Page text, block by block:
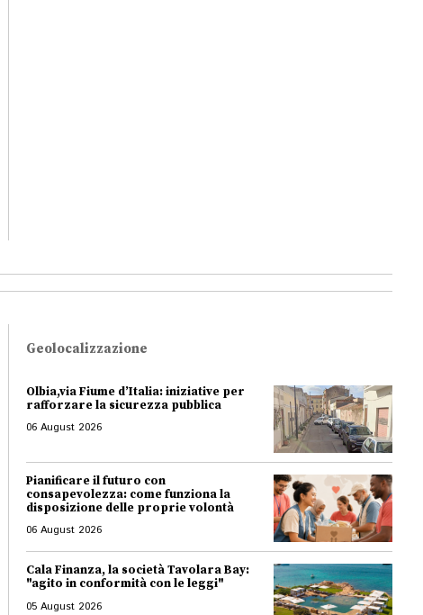
Geolocalizzazione
Olbia,via Fiume d’Italia: iniziative per
rafforzare la sicurezza pubblica
06 August 2026
Pianificare il futuro con
consapevolezza: come funziona la
disposizione delle proprie volontà
06 August 2026
Cala Finanza, la società Tavolara Bay:
"agito in conformità con le leggi"
05 August 2026